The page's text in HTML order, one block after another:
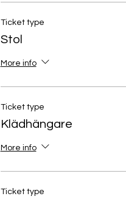
Ticket type
Stol
More info
Ticket type
Klädhängare
More info
Ticket type